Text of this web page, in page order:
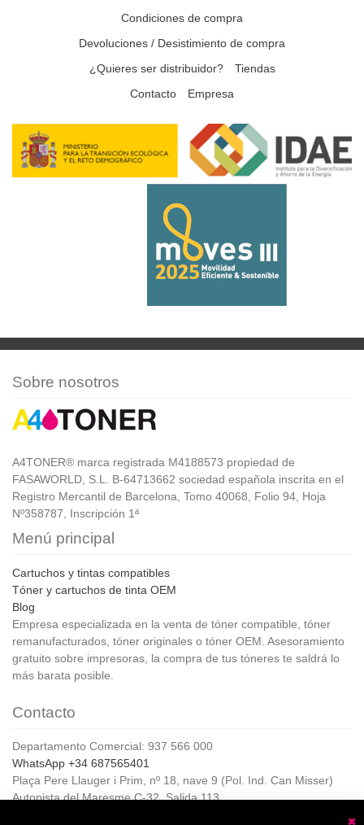
Condiciones de compra
Devoluciones / Desistimiento de compra
¿Quieres ser distribuidor?
Tiendas
Contacto
Empresa
Sobre nosotros
A4TONER® marca registrada M4188573 propiedad de
FASAWORLD, S.L. B-64713662 sociedad española inscrita en el
Registro Mercantil de Barcelona, Tomo 40068, Folio 94, Hoja
Nº358787, Inscripción 1ª
Menú principal
Cartuchos y tintas compatibles
Tóner y cartuchos de tinta OEM
Blog
Empresa especializada en la venta de tóner compatible, tóner
remanufacturados, tóner originales o tóner OEM. Asesoramiento
gratuito sobre impresoras, la compra de tus tóneres te saldrá lo
más barata posible.
Contacto
Departamento Comercial: 937 566 000
WhatsApp +34 687565401
Plaça Pere Llauger i Prim, nº 18, nave 9 (Pol. Ind. Can Misser)
Autopista del Maresme C-32, Salida 113